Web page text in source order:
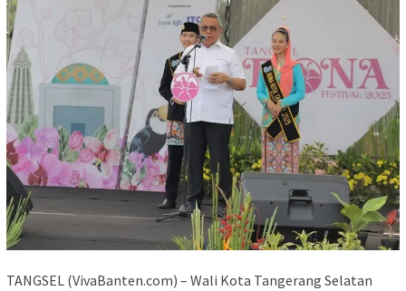
TANGSEL (VivaBanten.com) – Wali Kota Tangerang Selatan